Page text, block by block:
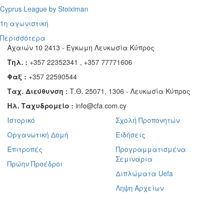
Cyprus League by Stoiximan
1η αγωνιστική
Περισσότερα
Αχαιών 10 2413 - Έγκωμη Λευκωσία Κύπρος
Τηλ. : +357 22352341 , +357 77771606
Φαξ : +357 22590544
Ταχ. Διεύθυνση : Τ.Θ. 25071, 1306 - Λευκωσία Κύπρος
Ηλ. Ταχυδρομείο : info@cfa.com.cy
Ιστορικό
Οργανωτική Δομή
Επιτροπές
Πρώην Προέδροι
Σχολή Προπονητών
Ειδήσεις
Προγραμματισμένα
Σεμινάρια
Διπλώματα Uefa
Ληψη Αρχείων